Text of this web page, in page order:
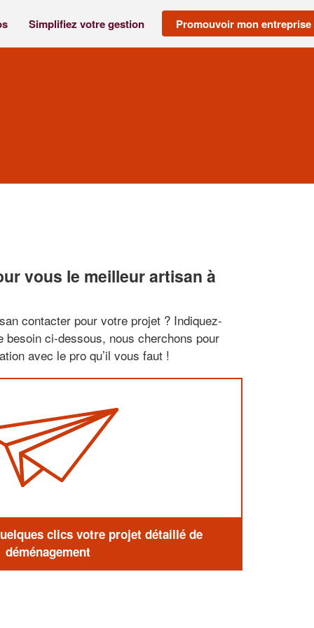
Simplifiez votre gestion Promouvoir mon entreprise
vous le meilleur artisan à
contacter pour votre projet ? Indiquez-
besoin ci-dessous, nous cherchons pour
avec le pro qu’il vous faut !
clics votre projet détaillé de
déménagement